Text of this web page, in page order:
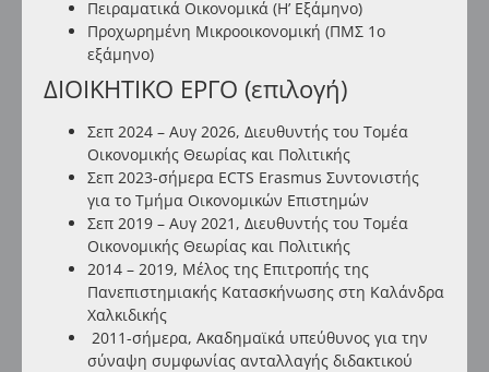
Πειραματικά Οικονομικά (Η’ Εξάμηνο)
Προχωρημένη Μικροοικονομική (ΠΜΣ 1ο
εξάμηνο)
ΔΙΟΙΚΗΤΙΚΟ ΕΡΓΟ (επιλογή)
Σεπ 2024 – Αυγ 2026, Διευθυντής του Τομέα
Οικονομικής Θεωρίας και Πολιτικής
Σεπ 2023-σήμερα ECTS Erasmus Συντονιστής
για το Τμήμα Οικονομικών Επιστημών
Σεπ 2019 – Αυγ 2021, Διευθυντής του Τομέα
Οικονομικής Θεωρίας και Πολιτικής
2014 – 2019, Μέλος της Επιτροπής της
Πανεπιστημιακής Κατασκήνωσης στη Καλάνδρα
Χαλκιδικής
2011-σήμερα, Ακαδημαϊκά υπεύθυνος για την
σύναψη συμφωνίας ανταλλαγής διδακτικού